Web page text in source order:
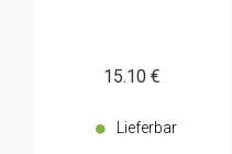
15.10 €
Lieferbar